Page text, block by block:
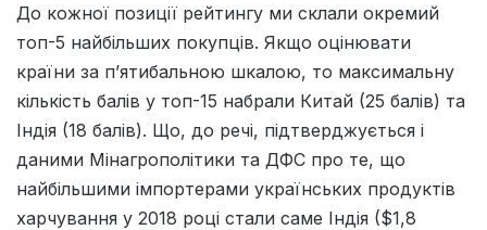
До кожної позиції рейтингу ми склали окремий
топ-5 найбільших покупців. Якщо оцінювати
країни за п’ятибальною шкалою, то максимальну
кількість балів у топ-15 набрали Китай (25 балів) та
Індія (18 балів). Що, до речі, підтверджується і
даними Мінагрополітики та ДФС про те, що
найбільшими імпортерами українських продуктів
харчування у 2018 році стали саме Індія ($1,8